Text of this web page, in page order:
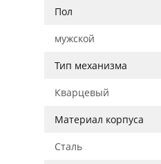
Пол
мужской
Тип механизма
Кварцевый
Материал корпуса
Сталь